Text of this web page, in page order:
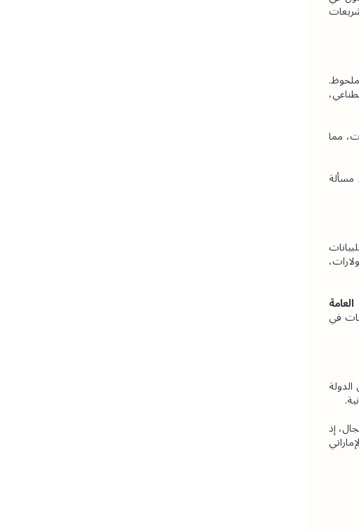
مجالات جمع الأدلة الإلكترونية وتسليم المجرمين. ورغم أن بعض الدول ليست أطرافاً فيها، فإنها لا تزال تؤثر بصورة كبيرة في تطوير التشريعات
تستحق التطورات المتسارعة في تقنيات الذكاء الاصطناعي اهتماماً خاصاً، إذ أسهمت بالفعل في تغيير طبيعة التهديدات الرقمية بشكل ملحوظ.
وقد شهدت الممارسات الدولية بالفعل حالات احتيال استُخدمت فيها أصوات اصطناعية تحاكي أصوات مسؤولين تنفيذيين في الشركات، مما
وفي المقابل، لا تزال الأنظمة القانونية في معظم الدول غير قادرة على مواكبة هذا التطور التقني المتسارع بصورة كاملة، فيما لا تزال مسألة
اكتسبت مسؤولية الشركات أهمية متزايدة في ظل التحول الرقمي العالمي. ففي العديد من الدول، تلتزم الشركات بتوفير الحماية الكافية للبيانات
في رفع معايير حماية المعلومات، وأثرت في تطوير التشريعات المتعلقة بحماية البيانات في
تُعد دولة الإمارات العربية المتحدة من أكثر الدول تقدماً في مجال التنظيم القانوني للبيئة الرقمية على مستوى الشرق الأوسط. وتواصل الدولة
من أبرز التشريعات في هذا المجال، إذ
وسّع نطاق الجرائم الرقمية، وشدد العقوبات الجنائية على الأفعال غير المشروعة المرتكبة عبر الوسائل الإلكترونية. ويُقرر التشريع الإماراتي